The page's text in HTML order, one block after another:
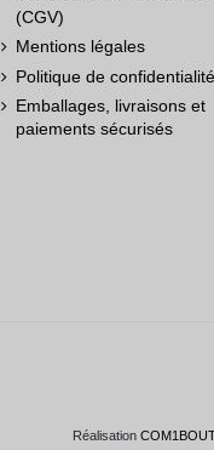
(CGV)
Mentions légales
Politique de confidentialité
Emballages, livraisons et
paiements sécurisés
Réalisation